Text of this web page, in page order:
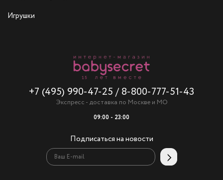
Игрушки
+7 (495) 990-47-25 / 8-800-777-51-43
Экспресс - доставка по Москве и МО
09:00 - 23:00
Подписаться на новости